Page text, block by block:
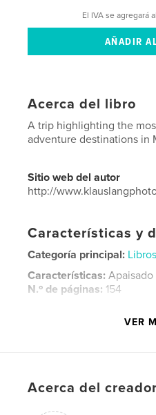
El IVA se agregará
Acerca del libro
A trip highlighting the
adventure destinations in
Sitio web del autor
http://
Características y
Categoría principal:
Características:
N.º de páginas: 154
Tapa dura, sobrecubierta:
Palabras clave
VER
Acerca del creador